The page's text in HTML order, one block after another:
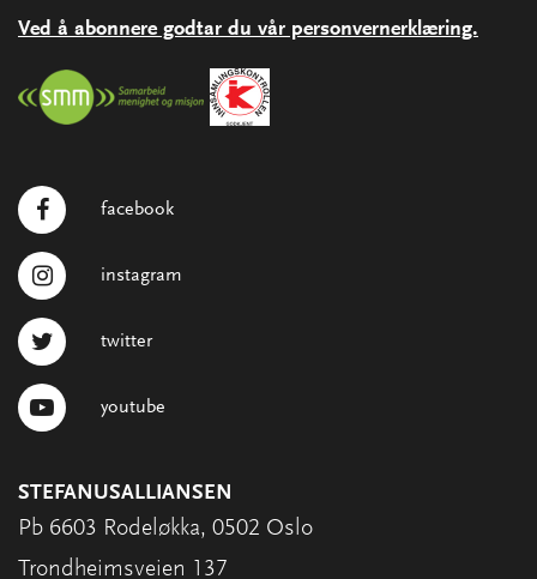
Ved å abonnere godtar du vår personvernerklæring.
facebook
instagram
twitter
youtube
STEFANUSALLIANSEN
Pb 6603 Rodeløkka, 0502 Oslo
Trondheimsveien 137